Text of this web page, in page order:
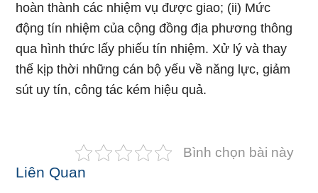
hoàn thành các nhiệm vụ được giao; (ii) Mức
động tín nhiệm của cộng đồng địa phương thông
qua hình thức lấy phiếu tín nhiệm. Xử lý và thay
thế kịp thời những cán bộ yếu về năng lực, giảm
sút uy tín, công tác kém hiệu quả.
Bình chọn bài này
Liên Quan